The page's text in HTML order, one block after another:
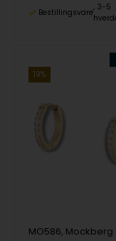
Bestillingsvare
3-5
19%